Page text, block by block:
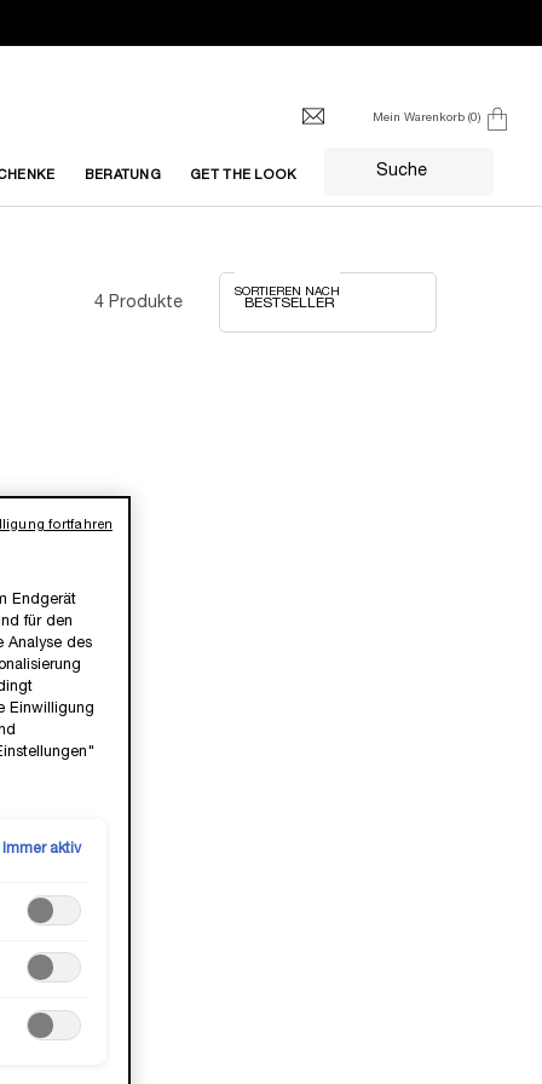
Mein Warenkorb 0
0 produkt
BERATUNG GET THE LOOK Suche
4 Produkte
SORTIEREN NACH
Endgerät
für den
Analyse des
Einwilligung
Immer aktiv
fortfahren